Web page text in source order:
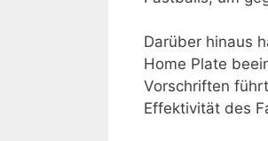
Darüber hinaus
Home Plate
Vorschriften
Effektivität des